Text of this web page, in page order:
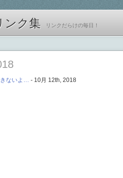
ンク集 リンクだらけの毎日！
ないよ… - 10月 12th, 2018